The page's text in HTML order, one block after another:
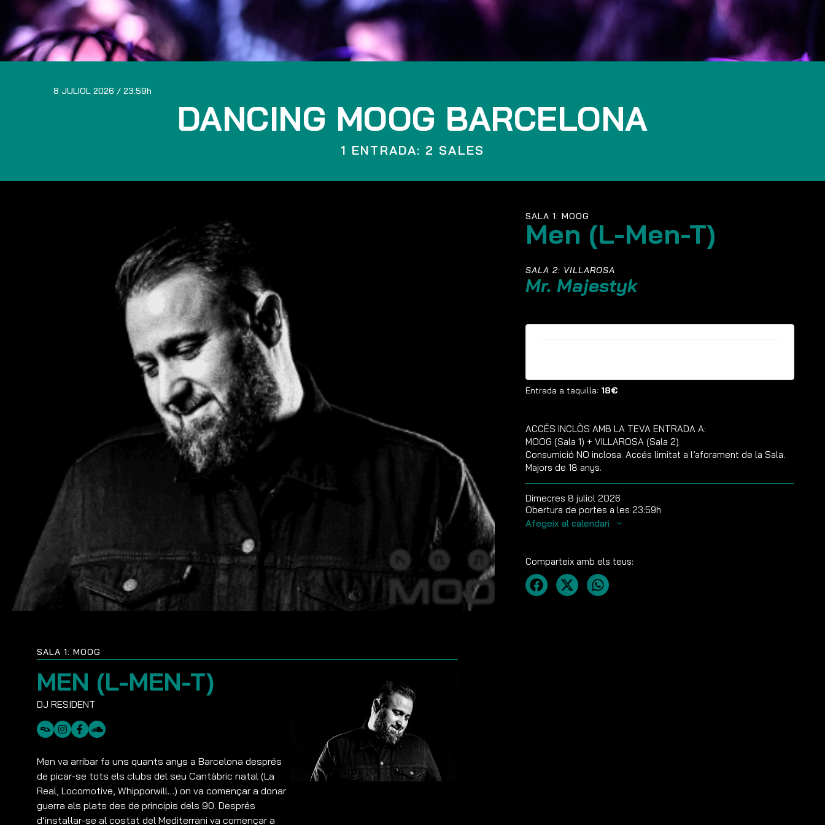
8 JULIOL 2026 23:59
DANCING MOOG BARCELONA
1 ENTRADA: 2 SALES
SALA 1: MOOG
MEN (L-MEN-T)
Men va arribar fa uns quants anys a Barcelona després
de picar-se tots els clubs del seu Cantàbric natal (La
Real, Locomotive, Whipporwill…) on va començar a donar
guerra als plats des de principis dels 90. Després
d’instal·lar-se al costat del Mediterrani va començar a
SALA 1: MOOG
Men (L-Men-T)
SALA 2: VILLAROSA
Mr. Majestyk
Entrada a taquilla: 18€
ACCÉS INCLÒS AMB LA TEVA ENTRADA A:
MOOG (Sala 1) + VILLAROSA (Sala 2)
Consumició NO inclosa. Accés limitat a l’aforament de la Sala.
Majors de 18 anys.
Dimecres 8 juliol 2026
Obertura de portes a les 23:59h
Afegeix al calendari
Comparteix amb els teus: